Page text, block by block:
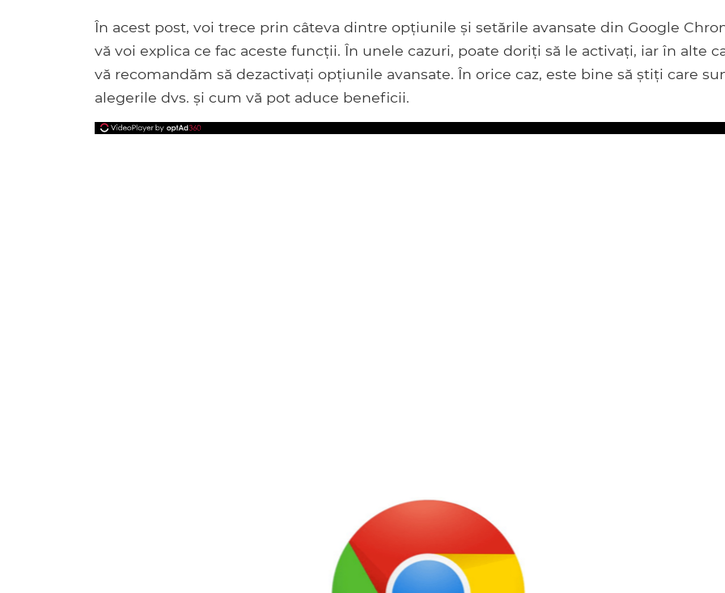
În acest post, voi trece prin câteva dintre opțiunile și setările avansate din Google
vă voi explica ce fac aceste funcții. În unele cazuri, poate doriți să le activați, iar în alte
vă recomandăm să dezactivați opțiunile avansate. În orice caz, este bine să știți care
alegerile dvs. și cum vă pot aduce beneficii.